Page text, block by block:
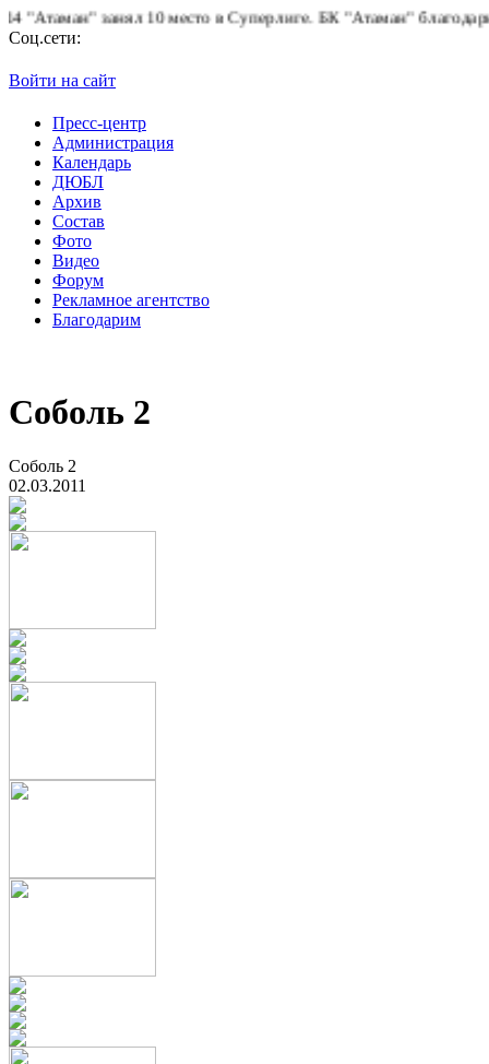
занял 10 место в Суперлиге.БК "Атаман" благодарит
Соц.сети:
Войти на сайт
Пресс-центр
Администрация
Календарь
ДЮБЛ
Архив
Состав
Фото
Видео
Форум
Рекламное агентство
Благодарим
Соболь 2
Соболь 2
02.03.2011